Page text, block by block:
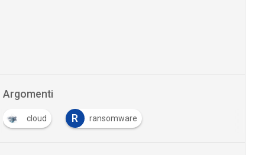
Argomenti
cloud R ransomware